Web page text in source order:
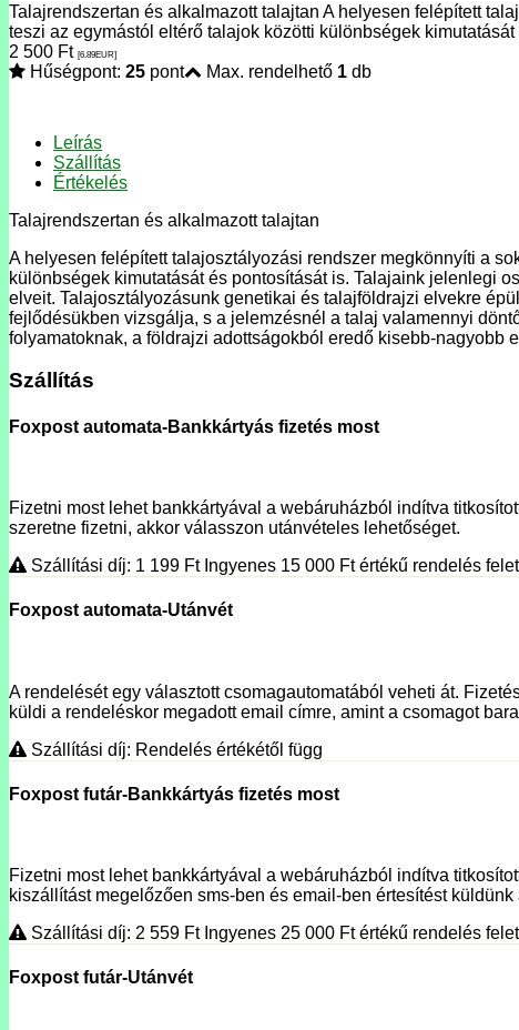
Talajrendszertan és alkalmazott talajtan A helyesen felépített
teszi az egymástól eltérő talajok közötti különbségek
2 500 Ft [6.89EUR]
Hűségpont: 25 pont Max. rendelhető 1 db
Leírás
Szállítás
Értékelés
Talajrendszertan és alkalmazott talajtan
A helyesen felépített talajosztályozási rendszer megkönnyíti a
különbségek kimutatását és pontosítását is. Talajaink jelenlegi
elveit. Talajosztályozásunk genetikai és talajföldrajzi elvekre
fejlődésükben vizsgálja, s a jelemzésnél a talaj valamennyi
folyamatoknak, a földrajzi adottságokból eredő kisebb-nagyobb
Szállítás
Foxpost automata-Bankkártyás fizetés most
Fizetni most lehet bankkártyával a webáruházból indítva
szeretne fizetni, akkor válasszon utánvételes lehetőséget.
Szállítási díj: 1 199 Ft Ingyenes 15 000 Ftértékű rendelés
Foxpost automata-Utánvét
A rendelését egy választott csomagautomatából veheti át.
küldi a rendeléskor megadott email címre, amint a csomagot
Szállítási díj: Rendelés értékétől függ
Foxpost futár-Bankkártyás fizetés most
Fizetni most lehet bankkártyával a webáruházból indítva
kiszállítást megelőzően sms-ben és email-ben értesítést
Szállítási díj: 2 559 Ft Ingyenes 25 000 Ftértékű rendelés
Foxpost futár-Utánvét